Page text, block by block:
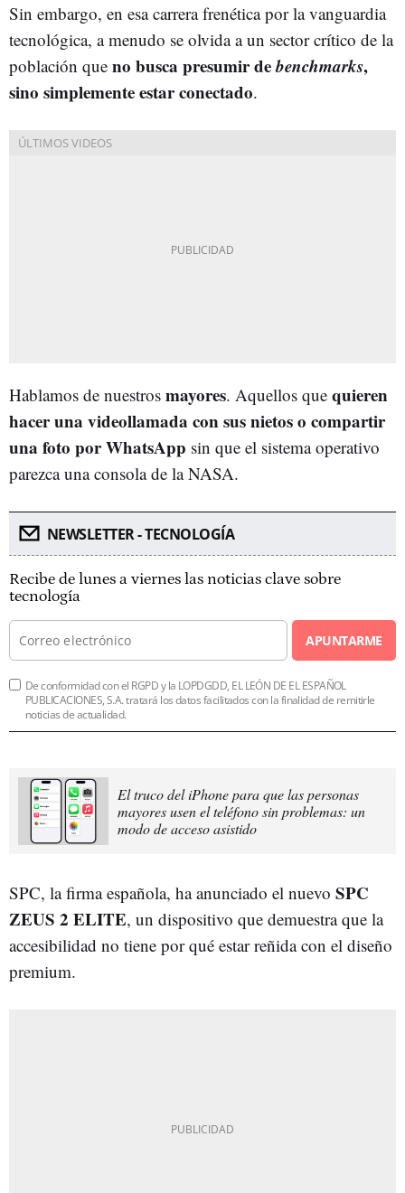
Sin embargo, en esa carrera frenética por la vanguardia
tecnológica, a menudo se olvida a un sector crítico de la
población que no busca presumir debenchmarks,
sino simplemente estar conectado.
Hablamos de nuestros mayores. Aquellos que quieren
hacer una videollamada con sus nietos o compartir
una foto por WhatsApp sin que el sistema operativo
parezca una consola de la NASA.
NEWSLETTER - TECNOLOGÍA
Recibe de lunes a viernes las noticias clave sobre
tecnología
APUNTARME
De conformidad con el RGPD y la LOPDGDD, EL LEÓN DE EL ESPAÑOL
PUBLICACIONES, S.A. tratará los datos facilitados con la finalidad de remitirle
noticias de actualidad.
El truco del iPhone para que las personas
mayores usen el teléfono sin problemas: un
modo de acceso asistido
SPC, la firma española, ha anunciado el nuevo SPC
ZEUS 2 ELITE, un dispositivo que demuestra que la
accesibilidad no tiene por qué estar reñida con el diseño
premium.